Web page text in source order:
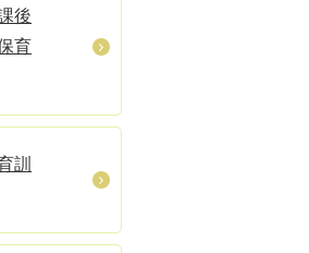
後
育
訓